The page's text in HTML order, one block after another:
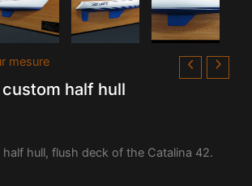
mesure
half hull
hull, flush deck of the Catalina 42.